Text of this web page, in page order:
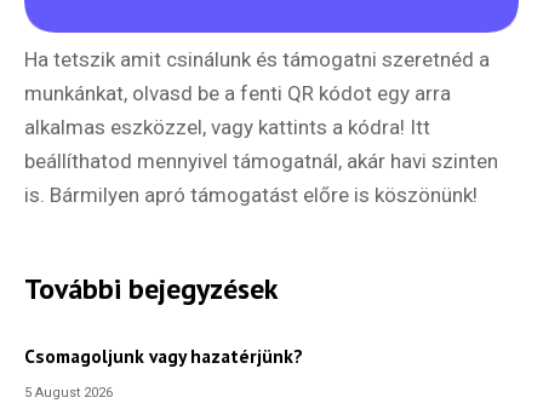
Email Cím*
Ha tetszik amit csinálunk és támogatni szeretnéd a
munkánkat, olvasd be a fenti QR kódot egy arra
alkalmas eszközzel, vagy kattints a kódra! Itt
beállíthatod mennyivel támogatnál, akár havi szinten
is. Bármilyen apró támogatást előre is köszönünk!
További bejegyzések
Csomagoljunk vagy hazatérjünk?
5 August 2026